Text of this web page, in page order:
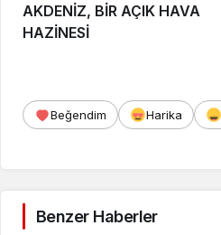
AKDENİZ, BİR AÇIK HAVA
HAZİNESİ
Beğendim Harika
Benzer Haberler